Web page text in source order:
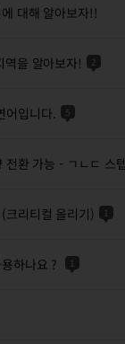
대해 알아보자!!
역을 알아보자! 2
어입니다. 5
전환 가능 - ㄱㄴㄷ 스
크리티컬 올리기) 1
하나요 ? 1